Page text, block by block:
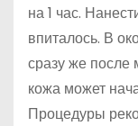
на 1 час.
впиталось. В
сразу же после
кожа может
Процедуры